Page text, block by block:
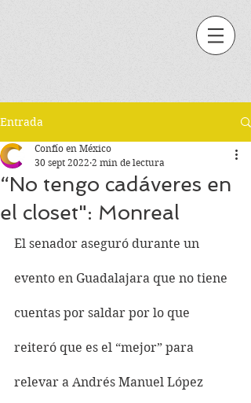
Entrada
“No tengo cadáveres en
el closet": Monreal
Confío en México
30 sept 2022 2 min de lectura
El senador aseguró durante un
evento en Guadalajara que no tiene
cuentas por saldar por lo que
reiteró que es el “mejor” para
relevar a Andrés Manuel López